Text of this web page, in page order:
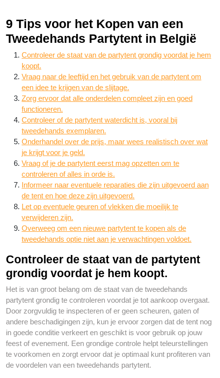
9 Tips voor het Kopen van een
Tweedehands Partytent in België
Controleer de staat van de partytent grondig voordat je hem
koopt.
Vraag naar de leeftijd en het gebruik van de partytent om
een idee te krijgen van de slijtage.
Zorg ervoor dat alle onderdelen compleet zijn en goed
functioneren.
Controleer of de partytent waterdicht is, vooral bij
tweedehands exemplaren.
Onderhandel over de prijs, maar wees realistisch over wat
je krijgt voor je geld.
Vraag of je de partytent eerst mag opzetten om te
controleren of alles in orde is.
Informeer naar eventuele reparaties die zijn uitgevoerd aan
de tent en hoe deze zijn uitgevoerd.
Let op eventuele geuren of vlekken die moeilijk te
verwijderen zijn.
Overweeg om een nieuwe partytent te kopen als de
tweedehands optie niet aan je verwachtingen voldoet.
Controleer de staat van de partytent
grondig voordat je hem koopt.
Het is van groot belang om de staat van de tweedehands
partytent grondig te controleren voordat je tot aankoop overgaat.
Door zorgvuldig te inspecteren of er geen scheuren, gaten of
andere beschadigingen zijn, kun je ervoor zorgen dat de tent nog
in goede conditie verkeert en geschikt is voor gebruik op jouw
feest of evenement. Een grondige controle helpt teleurstellingen
te voorkomen en zorgt ervoor dat je optimaal kunt profiteren van
de voordelen van een tweedehands partytent.